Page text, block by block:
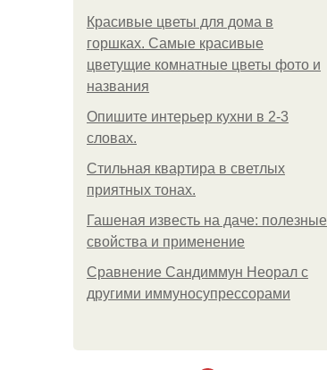
Красивые цветы для дома в
горшках. Самые красивые
цветущие комнатные цветы фото и
названия
Опишите интерьер кухни в 2-3
словах.
Стильная квартира в светлых
приятных тонах.
Гашеная известь на даче: полезные
свойства и применение
Сравнение Сандиммун Неорал с
другими иммуносупрессорами